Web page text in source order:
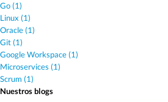
Go (1)
Linux (1)
Oracle (1)
Git (1)
Google Workspace (1)
Microservices (1)
Scrum (1)
Nuestros blogs